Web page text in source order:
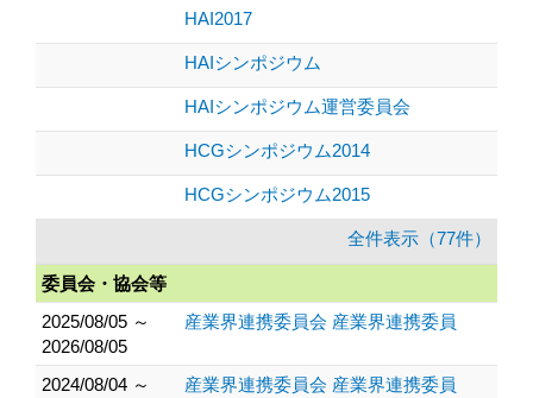
HAI2017
HAIシンポジウム
HAIシンポジウム運営委員会
HCGシンポジウム2014
HCGシンポジウム2015
全件表示（77件）
委員会・協会等
2025/08/05 ～
2026/08/05
産業界連携委員会 産業界連携委員
2024/08/04 ～
産業界連携委員会 産業界連携委員